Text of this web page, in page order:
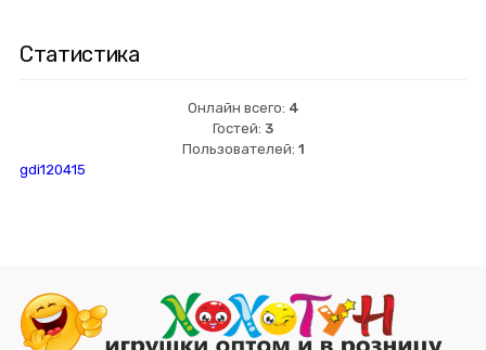
Статистика
Онлайн всего: 4
Гостей: 3
Пользователей: 1
gdi120415